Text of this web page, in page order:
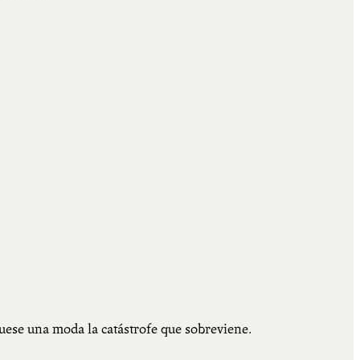
una moda la catástrofe que sobreviene.